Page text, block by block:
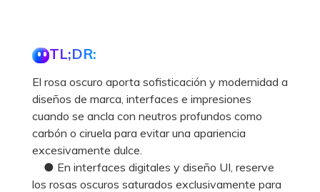
TL;DR:
El rosa oscuro aporta sofisticación y modernidad a
diseños de marca, interfaces e impresiones
cuando se ancla con neutros profundos como
carbón o ciruela para evitar una apariencia
excesivamente dulce.
● En interfaces digitales y diseño UI, reserve
los rosas oscuros saturados exclusivamente para